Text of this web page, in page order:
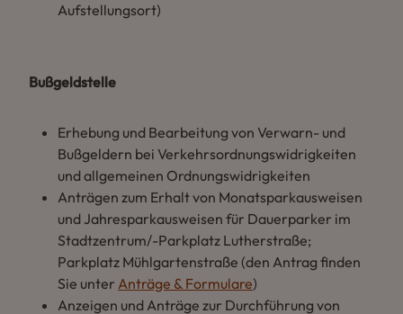
Aufstellungsort)
Bußgeldstelle
Erhebung und Bearbeitung von Verwarn- und
Bußgeldern bei Verkehrsordnungswidrigkeiten
und allgemeinen Ordnungswidrigkeiten
Anträgen zum Erhalt von Monatsparkausweisen
und Jahresparkausweisen für Dauerparker im
Stadtzentrum/-Parkplatz Lutherstraße;
Parkplatz Mühlgartenstraße (den Antrag finden
Sie unter Anträge & Formulare)
Anzeigen und Anträge zur Durchführung von